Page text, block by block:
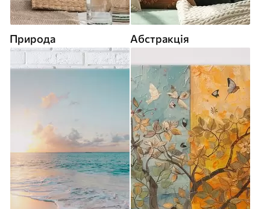
Природа Абстракція